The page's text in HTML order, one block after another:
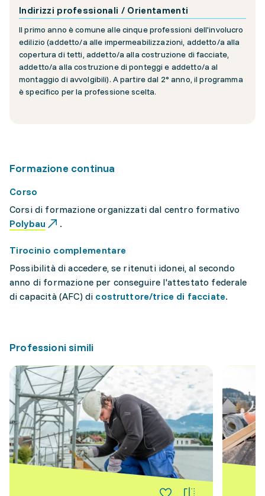
Indirizzi professionali / Orientamenti
Il primo anno è comune alle cinque professioni dell'involucro
edilizio (addetto/a alle impermeabilizzazioni, addetto/a alla
copertura di tetti, addetto/a alla costruzione di facciate,
addetto/a alla costruzione di ponteggi e addetto/a al
montaggio di avvolgibili). A partire dal 2° anno, il programma
è specifico per la professione scelta.
Formazione continua
Corso
Corsi di formazione organizzati dal centro formativo
Polybau
.
Tirocinio complementare
Possibilità di accedere, se ritenuti idonei, al secondo
anno di formazione per conseguire l'attestato federale
di capacità (AFC) di costruttore/trice di facciate.
Professioni simili